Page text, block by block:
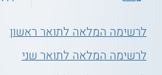
לרשימה המלאה לתואר ראשון
לרשימה המלאה לתואר שני